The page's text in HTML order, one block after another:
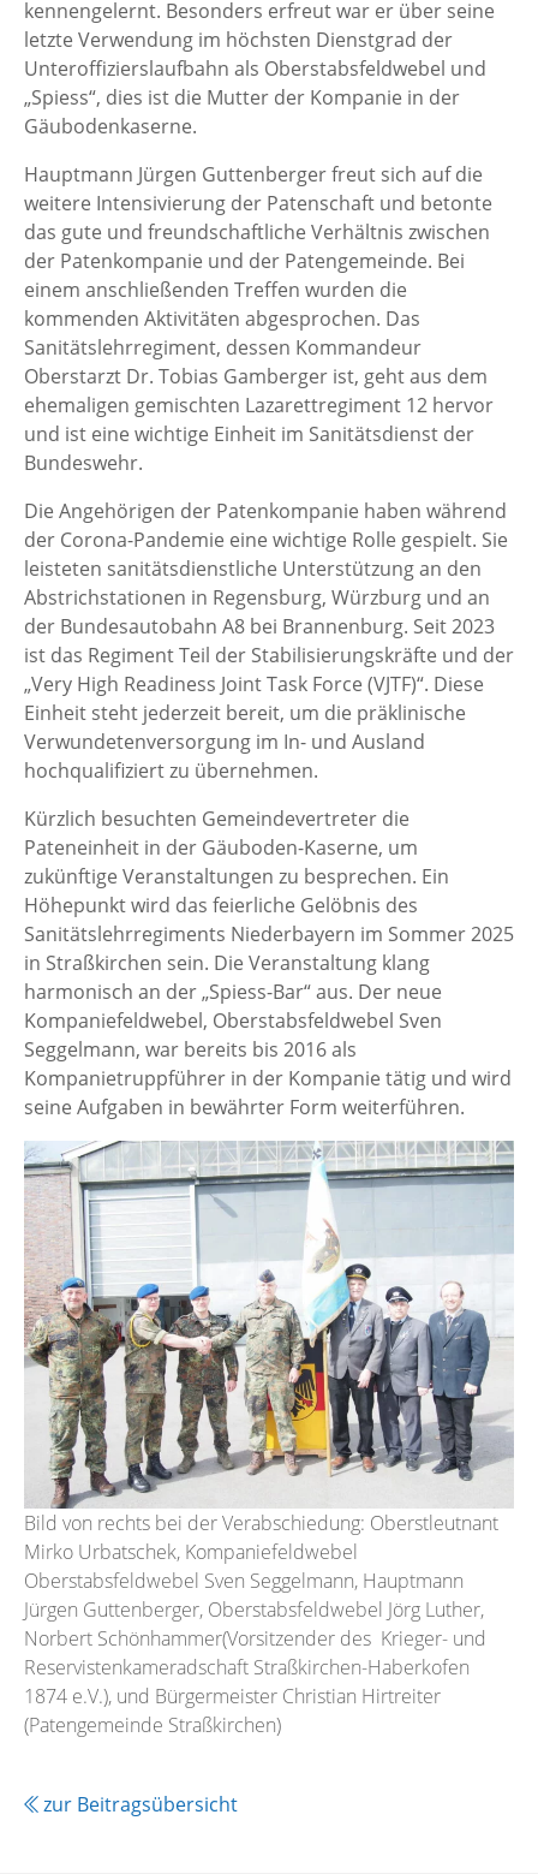
kennengelernt. Besonders erfreut war er über seine
letzte Verwendung im höchsten Dienstgrad der
Unteroffizierslaufbahn als Oberstabsfeldwebel und
„Spiess“, dies ist die Mutter der Kompanie in der
Gäubodenkaserne.
Hauptmann Jürgen Guttenberger freut sich auf die
weitere Intensivierung der Patenschaft und betonte
das gute und freundschaftliche Verhältnis zwischen
der Patenkompanie und der Patengemeinde. Bei
einem anschließenden Treffen wurden die
kommenden Aktivitäten abgesprochen. Das
Sanitätslehrregiment, dessen Kommandeur
Oberstarzt Dr. Tobias Gamberger ist, geht aus dem
ehemaligen gemischten Lazarettregiment 12 hervor
und ist eine wichtige Einheit im Sanitätsdienst der
Bundeswehr.
Die Angehörigen der Patenkompanie haben während
der Corona-Pandemie eine wichtige Rolle gespielt. Sie
leisteten sanitätsdienstliche Unterstützung an den
Abstrichstationen in Regensburg, Würzburg und an
der Bundesautobahn A8 bei Brannenburg. Seit 2023
ist das Regiment Teil der Stabilisierungskräfte und der
„Very High Readiness Joint Task Force (VJTF)“. Diese
Einheit steht jederzeit bereit, um die präklinische
Verwundetenversorgung im In- und Ausland
hochqualifiziert zu übernehmen.
Kürzlich besuchten Gemeindevertreter die
Pateneinheit in der Gäuboden-Kaserne, um
zukünftige Veranstaltungen zu besprechen. Ein
Höhepunkt wird das feierliche Gelöbnis des
Sanitätslehrregiments Niederbayern im Sommer 2025
in Straßkirchen sein. Die Veranstaltung klang
harmonisch an der „Spiess-Bar“ aus. Der neue
Kompaniefeldwebel, Oberstabsfeldwebel Sven
Seggelmann, war bereits bis 2016 als
Kompanietruppführer in der Kompanie tätig und wird
seine Aufgaben in bewährter Form weiterführen.
Bild von rechts bei der Verabschiedung: Oberstleutnant
Mirko Urbatschek, Kompaniefeldwebel
Oberstabsfeldwebel Sven Seggelmann, Hauptmann
Jürgen Guttenberger, Oberstabsfeldwebel Jörg Luther,
Norbert Schönhammer(Vorsitzender des Krieger- und
Reservistenkameradschaft Straßkirchen-Haberkofen
1874 e.V.), und Bürgermeister Christian Hirtreiter
(Patengemeinde Straßkirchen)
zur Beitragsübersicht